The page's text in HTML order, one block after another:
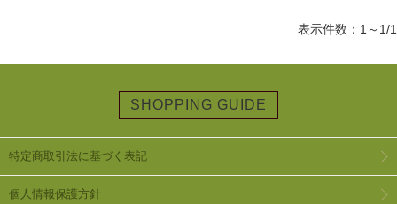
表示件数：1～1/1
SHOPPING GUIDE
特定商取引法に基づく表記
個人情報保護方針